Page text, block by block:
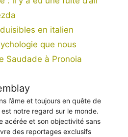
en italien
que nous
Saudade à Pronoia
l’âme et toujours en quête de
est notre regard sur le monde.
acérée et son objectivité sans
des reportages exclusifs